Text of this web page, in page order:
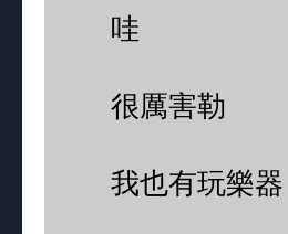
哇
很厲害勒
我也有玩樂器